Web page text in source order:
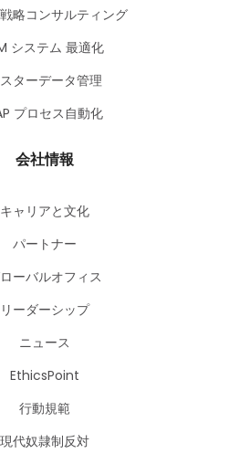
略コンサルティング
システム 最適化
ターデータ管理
プロセス自動化
会社情報
キャリアと文化
パートナー
ーバルオフィス
リーダーシップ
ニュース
EthicsPoint
行動規範
現代奴隷制反対